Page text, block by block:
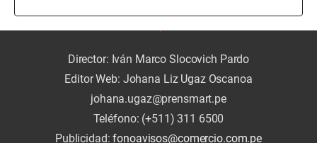
Director: Iván Marco Slocovich Pardo
Editor Web: Johana Liz Ugaz Oscanoa
johana.ugaz@prensmart.pe
Teléfono: (+511) 311 6500
Publicidad:fonoavisos@comercio.com.pe